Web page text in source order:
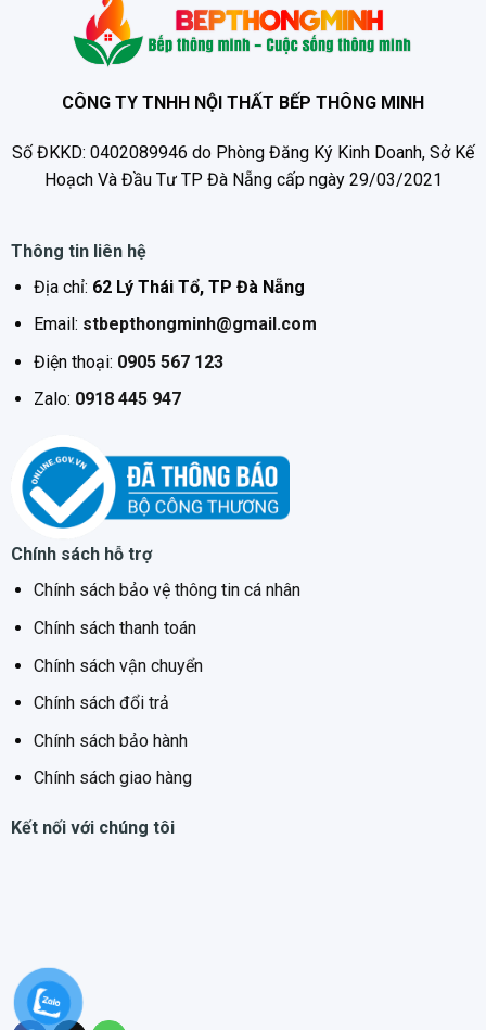
CÔNG TY TNHH NỘI THẤT BẾP THÔNG MINH
Số ĐKKD: 0402089946 do Phòng Đăng Ký Kinh Doanh, Sở Kế
Hoạch Và Đầu Tư TP Đà Nẵng cấp ngày 29/03/2021
Thông tin liên hệ
Địa chỉ: 62 Lý Thái Tổ, TP Đà Nẵng
Email: stbepthongminh@gmail.com
Điện thoại: 0905 567 123
Zalo: 0918 445 947
Chính sách hỗ trợ
Chính sách bảo vệ thông tin cá nhân
Chính sách thanh toán
Chính sách vận chuyển
Chính sách đổi trả
Chính sách bảo hành
Chính sách giao hàng
Kết nối với chúng tôi